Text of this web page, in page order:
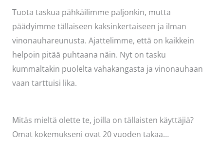
Tuota taskua pähkäilimme paljonkin, mutta
päädyimme tällaiseen kaksinkertaiseen ja ilman
vinonauhareunusta. Ajattelimme, että on kaikkein
helpoin pitää puhtaana näin. Nyt on tasku
kummaltakin puolelta vahakangasta ja vinonauhaan
vaan tarttuisi lika.
Mitäs mieltä olette te, joilla on tällaisten käyttäjiä?
Omat kokemukseni ovat 20 vuoden takaa…